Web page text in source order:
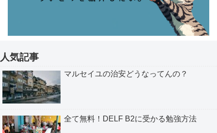
人気記事
マルセイユの治安どうなってんの？
全て無料！DELF B2に受かる勉強方法